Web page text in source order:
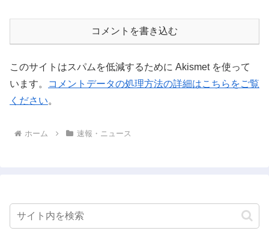
コメントを書き込む
このサイトはスパムを低減するために Akismet を使って
います。
コメントデータの処理方法の詳細はこちらをご覧
ください。
ホーム 速報・ニュース